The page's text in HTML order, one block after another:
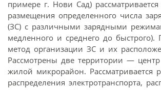
примере г. Нови Сад)
размещения определенного числа
(ЗС) с различными зарядными
медленного и среднего до быстрого).
метод организации ЗС и их
Рассмотрены две территории —
жилой микрорайон. Рассматривается
распределения электротранспорта,